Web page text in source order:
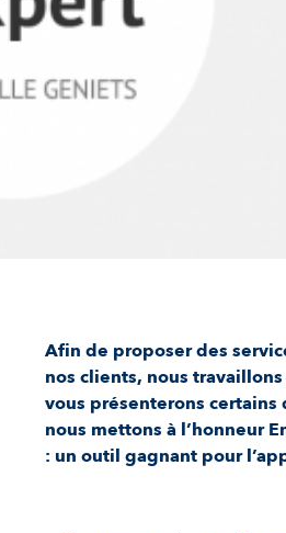
Afin de proposer des
nos clients, nous
vous présenterons certains
nous mettons à l’honneur
: un outil gagnant pour